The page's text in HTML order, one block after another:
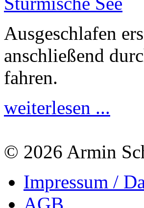
Ausgeschlafen
anschließend
fahren.
weiterlesen ...
© 2026 Armin
Impressum /
AGB